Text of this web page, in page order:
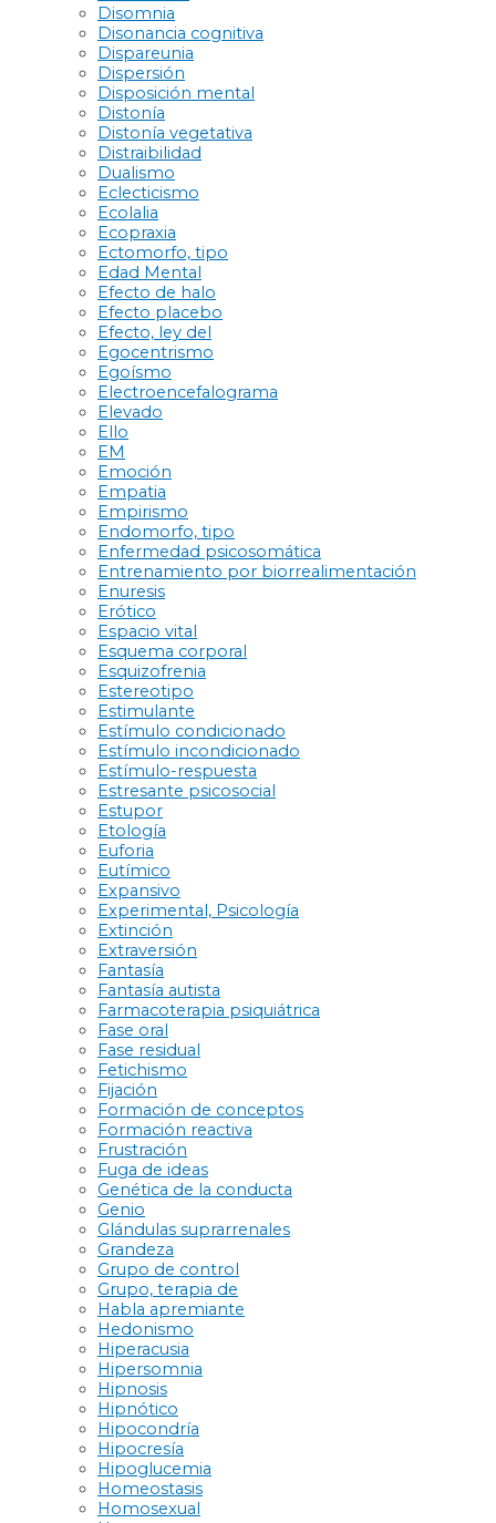
Disomnia
Disonancia cognitiva
Dispareunia
Dispersión
Disposición mental
Distonía
Distonía vegetativa
Distraibilidad
Dualismo
Eclecticismo
Ecolalia
Ecopraxia
Ectomorfo, tipo
Edad Mental
Efecto de halo
Efecto placebo
Efecto, ley del
Egocentrismo
Egoísmo
Electroencefalograma
Elevado
Ello
EM
Emoción
Empatia
Empirismo
Endomorfo, tipo
Enfermedad psicosomática
Entrenamiento por biorrealimentación
Enuresis
Erótico
Espacio vital
Esquema corporal
Esquizofrenia
Estereotipo
Estimulante
Estímulo condicionado
Estímulo incondicionado
Estímulo-respuesta
Estresante psicosocial
Estupor
Etología
Euforia
Eutímico
Expansivo
Experimental, Psicología
Extinción
Extraversión
Fantasía
Fantasía autista
Farmacoterapia psiquiátrica
Fase oral
Fase residual
Fetichismo
Fijación
Formación de conceptos
Formación reactiva
Frustración
Fuga de ideas
Genética de la conducta
Genio
Glándulas suprarrenales
Grandeza
Grupo de control
Grupo, terapia de
Habla apremiante
Hedonismo
Hiperacusia
Hipersomnia
Hipnosis
Hipnótico
Hipocondría
Hipocresía
Hipoglucemia
Homeostasis
Homosexual